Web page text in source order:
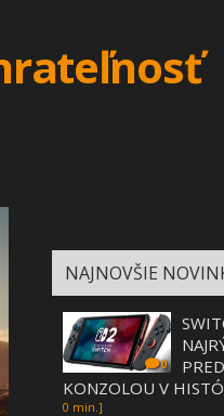
NAJNOVŠIE
0
KONZOLOU V
0 min.]